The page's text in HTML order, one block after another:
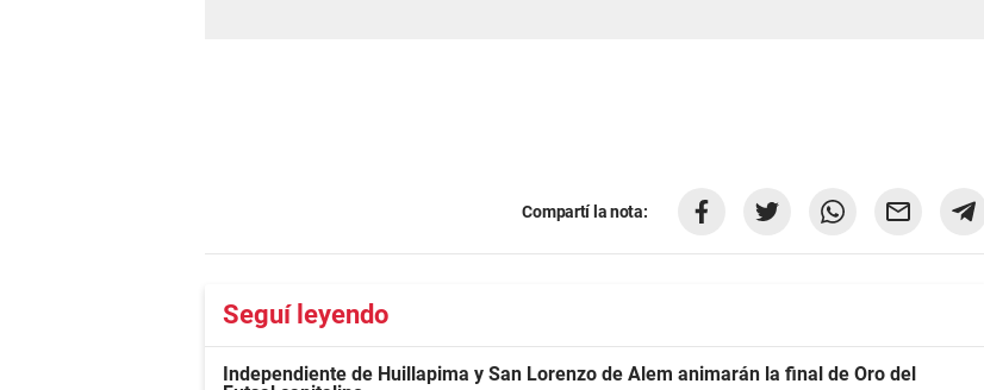
Compartí la nota:
Seguí leyendo
Independiente de Huillapima y San Lorenzo de Alem animarán la final de Oro del